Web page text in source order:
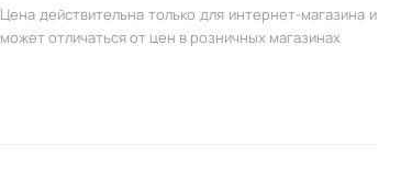
Цена действительна только для интернет-магазина и
может отличаться от цен в розничных магазинах